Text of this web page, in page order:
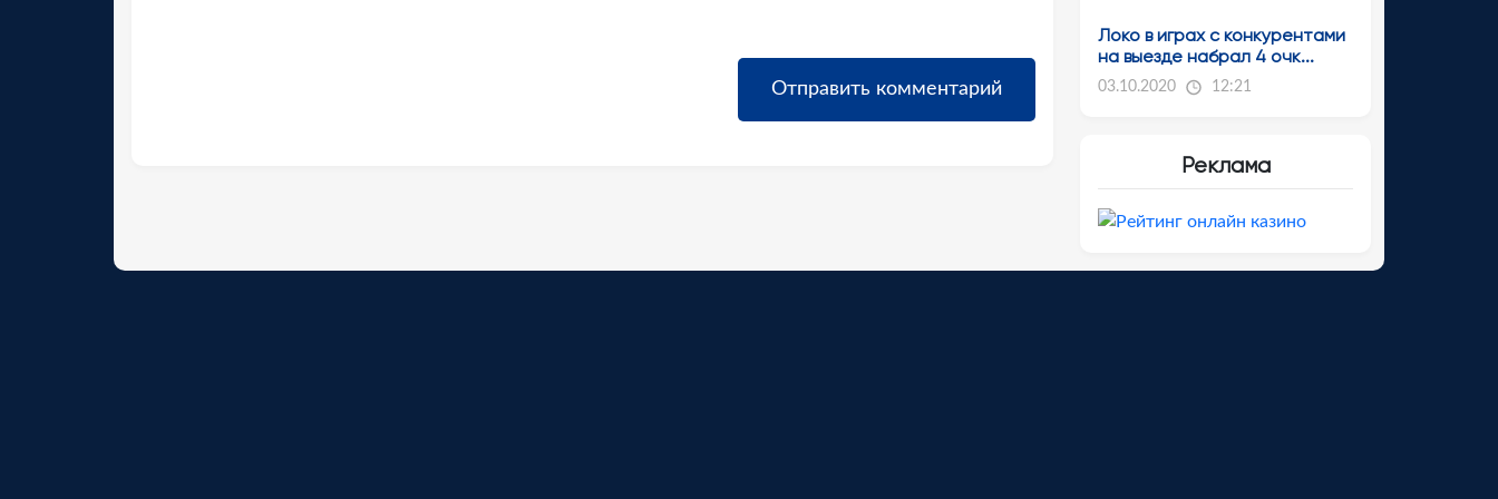
Локо в играх с конкурентами
на выезде набрал 4 очк...
03.10.2020 12:21
Реклама